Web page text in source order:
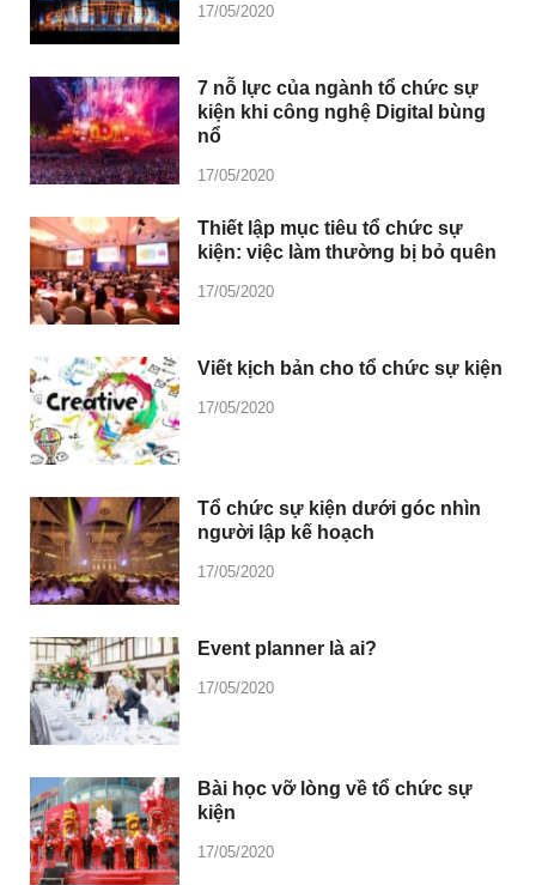
17/05/2020
7 nỗ lực của ngành tổ chức sự
kiện khi công nghệ Digital bùng
nổ
17/05/2020
Thiết lập mục tiêu tổ chức sự
kiện: việc làm thường bị bỏ quên
17/05/2020
Viết kịch bản cho tổ chức sự kiện
17/05/2020
Tổ chức sự kiện dưới góc nhìn
người lập kế hoạch
17/05/2020
Event planner là ai?
17/05/2020
Bài học vỡ lòng về tổ chức sự
kiện
17/05/2020